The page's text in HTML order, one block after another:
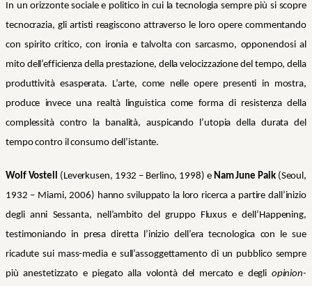
In un orizzonte sociale e politico in cui la tecnologia sempre più si scopre
tecnocrazia, gli artisti reagiscono attraverso le loro opere commentando
con spirito critico, con ironia e talvolta con sarcasmo, opponendosi al
mito dell’efficienza della prestazione, della velocizzazione del tempo, della
produttività esasperata. L’arte, come nelle opere presenti in mostra,
produce invece una realtà linguistica come forma di resistenza della
complessità contro la banalità, auspicando l’utopia della durata del
tempo contro il consumo dell’istante.
Wolf Vostell (Leverkusen, 1932 – Berlino, 1998) e Nam June Paik(Seoul,
1932 – Miami, 2006) hanno sviluppato la loro ricerca a partire dall’inizio
degli anni Sessanta, nell’ambito del gruppo Fluxus e dell’Happening,
testimoniando in presa diretta l’inizio dell’era tecnologica con le sue
ricadute sui mass-media e sull’assoggettamento di un pubblico sempre
più anestetizzato e piegato alla volontà del mercato e degli opinion-